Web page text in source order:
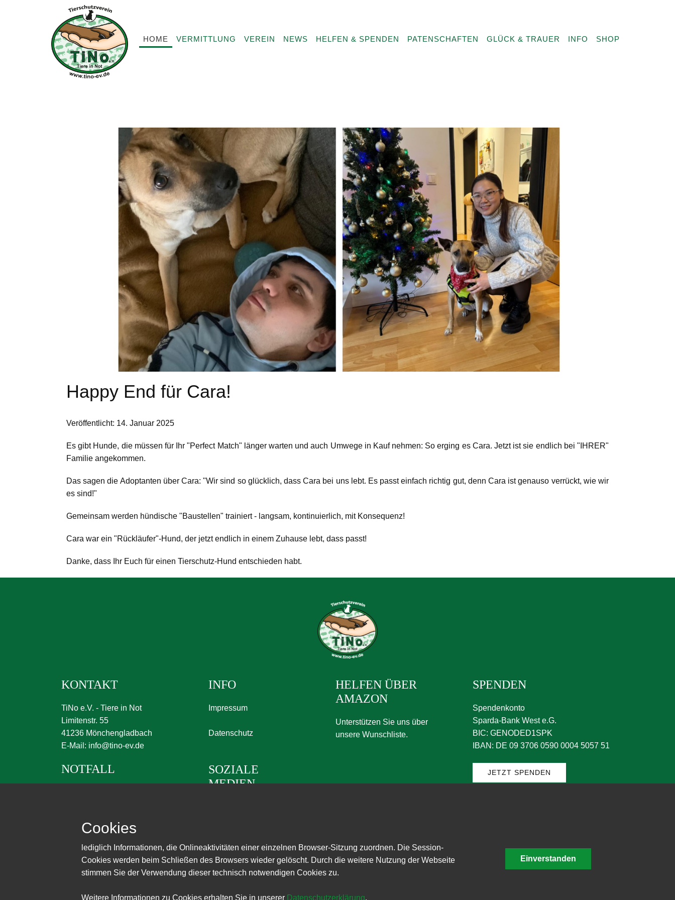
HOME VERMITTLUNG VEREIN NEWS HELFEN & SPENDEN PATENSCHAFTEN GLÜCK & TRAUER INFO SHOP
Happy End für Cara!
Veröffentlicht: 14. Januar 2025
Es gibt Hunde, die müssen für Ihr "Perfect Match" länger warten und auch Umwege in Kauf nehmen: So erging es Cara. Jetzt ist sie endlich bei "IHRER"
Familie angekommen.
Das sagen die Adoptanten über Cara: "Wir sind so glücklich, dass Cara bei uns lebt. Es passt einfach richtig gut, denn Cara ist genauso verrückt, wie wir
es sind!"
Gemeinsam werden hündische "Baustellen" trainiert - langsam, kontinuierlich, mit Konsequenz!
Cara war ein "Rückläufer"-Hund, der jetzt endlich in einem Zuhause lebt, dass passt!
Danke, dass Ihr Euch für einen Tierschutz-Hund entschieden habt.
KONTAKT
TiNo e.V. - Tiere in Not
Limitenstr. 55
41236 Mönchengladbach
E-Mail: info@tino-ev.de
NOTFALL
INFO
Impressum
Datenschutz
SOZIALE
MEDIEN
HELFEN ÜBER
AMAZON
Unterstützen Sie uns über
unsere Wunschliste.
SPENDEN
Spendenkonto
Sparda-Bank West e.G.
BIC: GENODED1SPK
IBAN: DE 09 3706 0590 0004 5057 51
JETZT SPENDEN
Cookies
lediglich Informationen, die Onlineaktivitäten einer einzelnen Browser-Sitzung zuordnen. Die Session-
Cookies werden beim Schließen des Browsers wieder gelöscht. Durch die weitere Nutzung der Webseite
stimmen Sie der Verwendung dieser technisch notwendigen Cookies zu.
Weitere Informationen zu Cookies erhalten Sie in unserer Datenschutzerklärung.
Einverstanden